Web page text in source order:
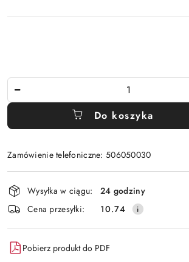
Do koszyka
Zamówienie telefoniczne: 506050030
Wyślij
Dostępność
i
dostawa
Wysyłka w ciągu:
24 godziny
Cena przesyłki:
10.74
Pobierz produkt do PDF